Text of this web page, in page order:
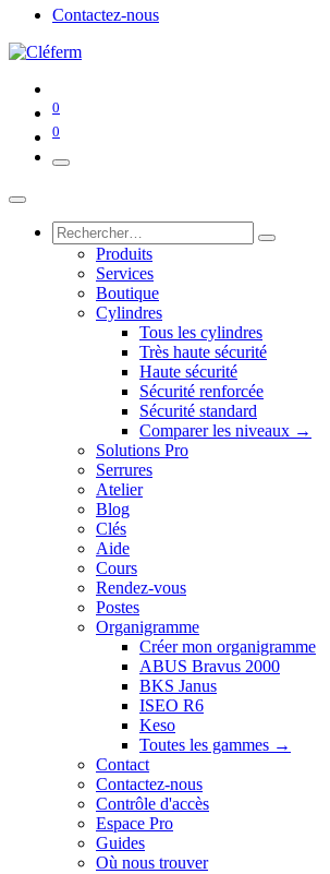
Contactez-nous
0
0
Produits
Services
Boutique
Cylindres
Tous les cylindres
Très haute sécurité
Haute sécurité
Sécurité renforcée
Sécurité standard
Comparer les niveaux →
Solutions Pro
Serrures
Atelier
Blog
Clés
Aide
Cours
Rendez-vous
Postes
Organigramme
Créer mon organigramme
ABUS Bravus 2000
BKS Janus
ISEO R6
Keso
Toutes les gammes →
Contact
Contactez-nous
Contrôle d'accès
Espace Pro
Guides
Où nous trouver